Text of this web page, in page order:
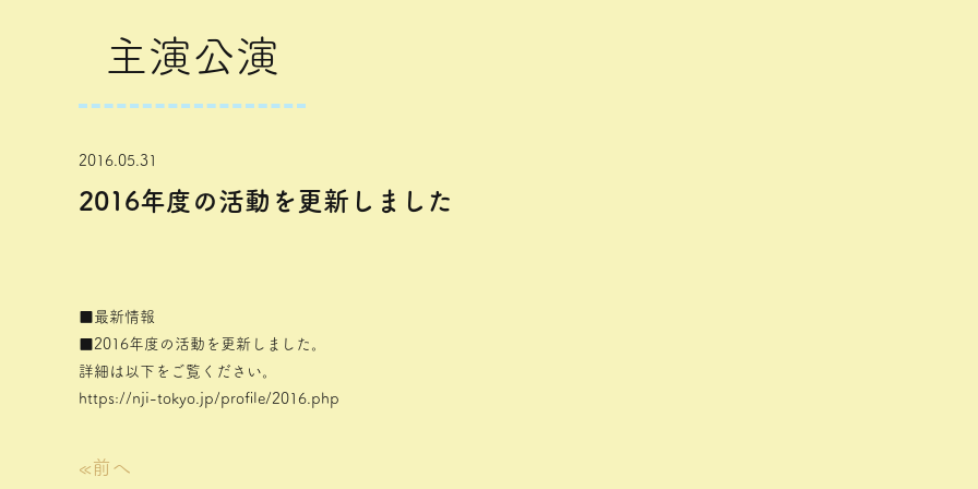
主演公演
2016.05.31
2016年度の活動を更新しました
■最新情報
■2016年度の活動を更新しました。
詳細は以下をご覧ください。
https://nji-tokyo.jp/profile/2016.php
«前へ